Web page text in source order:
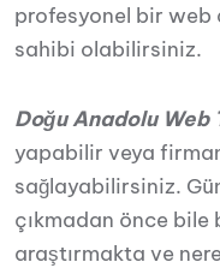
profesyonel bir web
sahibi olabilirsiniz.
Doğu Anadolu Web
yapabilir veya
sağlayabilirsiniz.
çıkmadan önce
araştırmakta ve